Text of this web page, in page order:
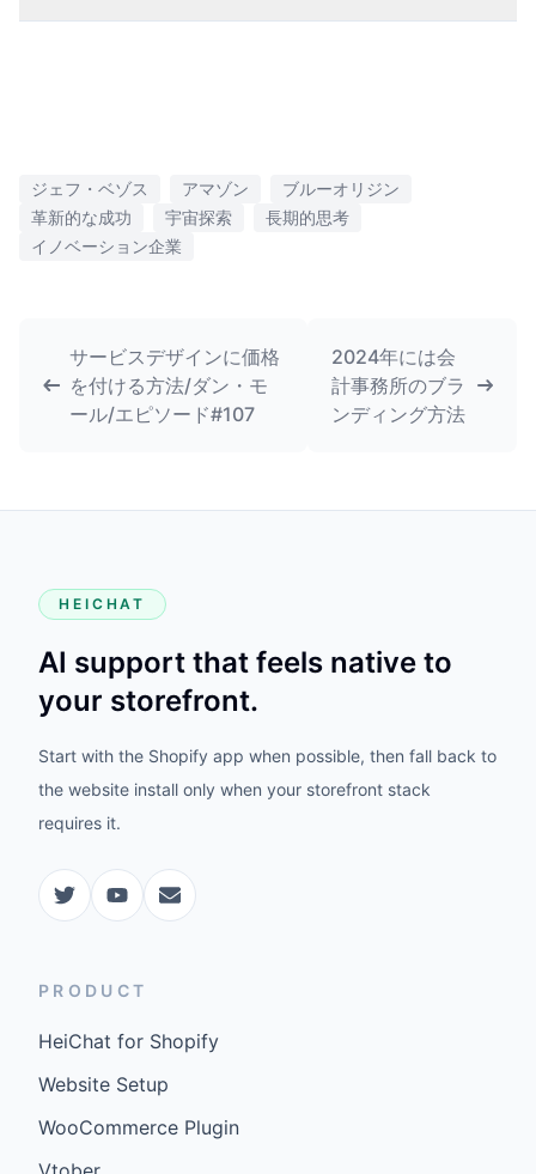
ジェフ・ベゾス アマゾン
ブルーオリジン
革新的な成功
宇宙探索
長期的思考
イノベーション企業
サービスデザインに価格
を付ける方法/ダン・モ
ール/エピソード#107
2024年には会
計事務所のブラ
ンディング方法
HEICHAT
AI support that feels native to
your storefront.
Start with the Shopify app when possible, then fall back to
the website install only when your storefront stack
requires it.
PRODUCT
HeiChat for Shopify
Website Setup
WooCommerce Plugin